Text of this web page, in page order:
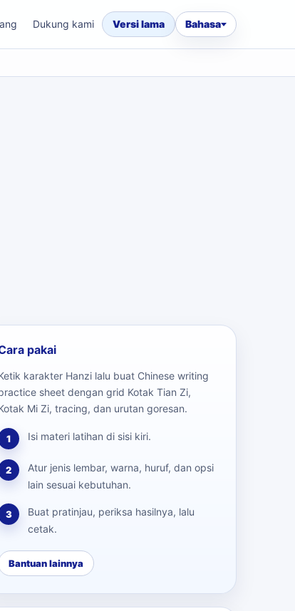
Dukung kami Versi lama Bahasa
pakai
karakter Hanzi lalu buat Chinese writing
sheet dengan grid Kotak Tian Zi,
Mi Zi, tracing, dan urutan goresan.
1 Isi materi latihan di sisi kiri.
2
Atur jenis lembar, warna, huruf, dan opsi
lain sesuai kebutuhan.
3
Buat pratinjau, periksa hasilnya, lalu
cetak.
Bantuan lainnya